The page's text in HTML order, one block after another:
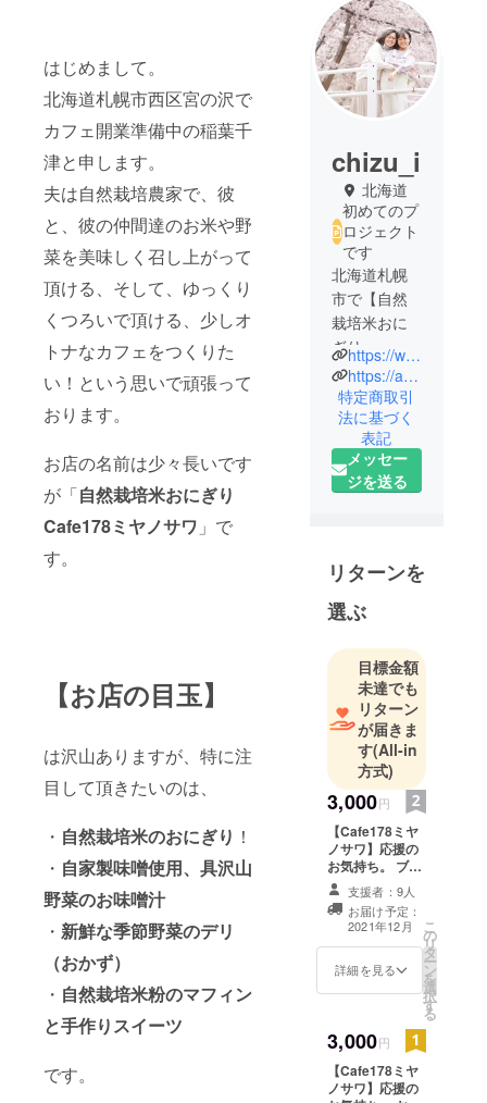
はじめまして。
北海道札幌市西区宮の沢で
カフェ開業準備中の稲葉千
津と申します。
夫は自然栽培農家で、彼
と、彼の仲間達のお米や野
菜を美味しく召し上がって
頂ける、そして、ゆっくり
くつろいで頂ける、少しオ
トナなカフェをつくりた
い！という思いで頑張って
おります。
お店の名前は少々長いです
が「自然栽培米おにぎり
Cafe178ミヤノサワ 」で
す。
【お店の目玉】
は沢山ありますが、特に注
目して頂きたいのは、
・ 自然栽培米のおにぎり ！
・ 自家製味噌使用、具沢山
野菜のお味噌汁
・ 新鮮な季節野菜のデリ
（おかず）
・ 自然栽培米粉のマフィン
と手作りスイーツ
です。
chizu_i
北海道
初めてのプ
ロジェクト
です
北海道札幌
市で【自然
栽培米おに
ぎり
Cafe178ミヤ
ノサワ】開
業準備中の
稲葉千津で
す。どうぞ
よろしくお
https://www.facebook.com/inabachizu
https://ameblo.jp/cafe178miyanosawa/
特定商取引
法に基づく
表記
メッセー
ジを送る
リターンを
選ぶ
目標金額
未達でも
リターン
が届きま
す(All-in
方式)
3,000円
【Cafe178ミヤ
ノサワ】応援の
お気持ち。 ブロ
グやインスタに
てお名前をご紹
介させて頂きま
す。 備考欄でお
名前をお知らせ
ください。 おひ
致します。
支援者：9人
お届け予定：
2021年12月
詳細を見る
こ
の
リ
タ
ー
ン
を
選
択
す
る
3,000円
【Cafe178ミヤ
ノサワ】応援の